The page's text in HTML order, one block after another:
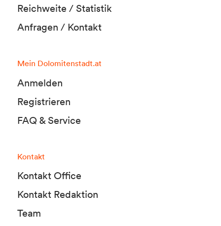
Reichweite / Statistik
Anfragen / Kontakt
Mein Dolomitenstadt.at
Anmelden
Registrieren
FAQ & Service
Kontakt
Kontakt Office
Kontakt Redaktion
Team